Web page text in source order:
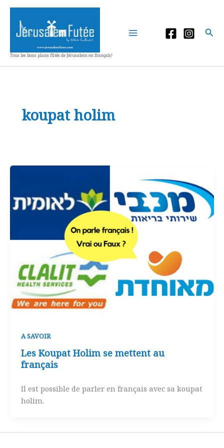
Aller
contenu
Tous les bons plans fûtés de Jérusalem en français!
koupat holim
A SAVOIR
Les Koupat Holim se mettent au
français
Il est possible de parler en français avec sa koupat
holim.